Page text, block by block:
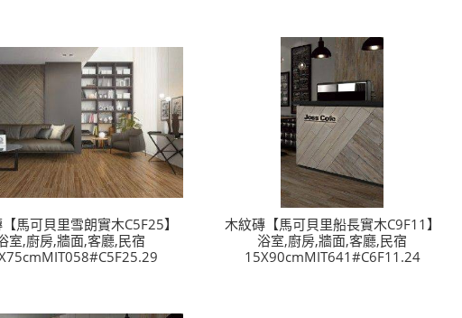
馬可貝里雪朗實木C5F25】
室,廚房,牆面,客廳,民宿
木紋磚【馬可貝里船長實木C9F11】
浴室,廚房,牆面,客廳,民宿
15X90cmMIT641#C6F11.24